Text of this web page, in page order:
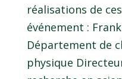
réalisations de
événement :
Département de
physique